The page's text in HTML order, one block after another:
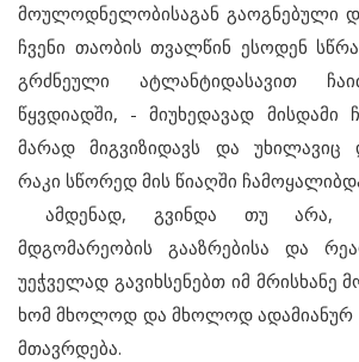
მოულოდნელობისაგან გაოგნებული
ჩვენი თაობის თვალწინ ესოდენ
გრძნეული ატლანტიდასავით
წყვდიადში, - მიუხედავად მისდამი
მარად მიგვიზიდავს და უხილავიც
რაკი სწორედ მის წიაღში
ამდენად, გვინდა თუ არა,
მდგომარეობის გააზრებისა და
უეჭველად გავიხსენებთ იმ მრისხანე
ხომ მხოლოდ და მხოლოდ ადამიანურ
მთავრდება.